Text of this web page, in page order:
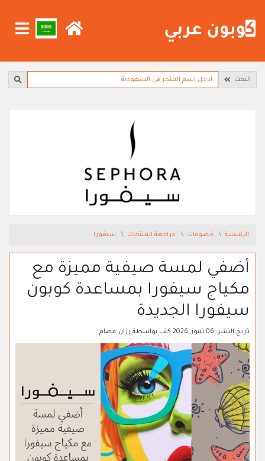
البحث
الرئيسية خصومات مراجعة المنتجات سيفورا
أضفي لمسة صيفية مميزة مع
مكياج سيفورا بمساعدة كوبون
سيفورا الجديدة
تاريخ النشر: 06 تموز, 2026 كتب بواسطة رزان عصام